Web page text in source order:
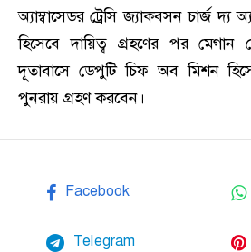
অ্যাম্বাসেডর ট্রেসি জ্যাকবসন চার্জ দ্য
হিসেবে দায়িত্ব গ্রহণের পর মেগান
দূতাবাসে ডেপুটি চিফ অব মিশন
পুনরায় গ্রহণ করবেন।
Facebook
Telegram